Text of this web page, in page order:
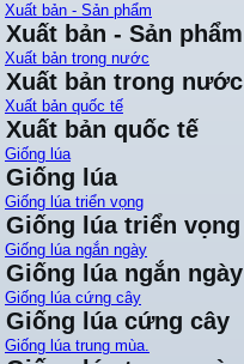
Xuất bản - Sản phẩm
Xuất bản - Sản phẩm
Xuất bản trong nước
Xuất bản trong nước
Xuất bản quốc tế
Xuất bản quốc tế
Giống lúa
Giống lúa
Giống lúa triển vọng
Giống lúa triển vọng
Giống lúa ngắn ngày
Giống lúa ngắn ngày
Giống lúa cứng cây
Giống lúa cứng cây
Giống lúa trung mùa.